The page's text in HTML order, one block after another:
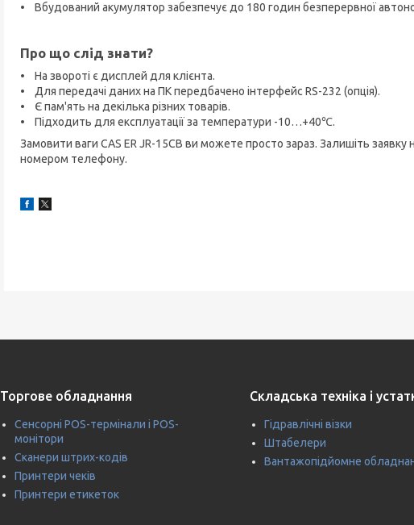
• Вбудований акумулятор забезпечує до 180 годин безперервної
Про що слід знати?
• На звороті є дисплей для клієнта.
• Для передачі даних на ПК передбачено інтерфейс RS-232 (опція).
• Є пам'ять на декілька різних товарів.
• Підходить для експлуатації за температури -10…+40℃.
Замовити ваги CAS ER JR-15CB ви можете просто зараз. Залишіть
номером телефону.
Торгове обладнання
Сенсорні POS-термінали і POS-
монітори
Сканери штрих-кодів
Принтери чеків
Принтери етикеток
Складська техніка і
Гідравлічні візки
Штабелери
Вантажопідйомне